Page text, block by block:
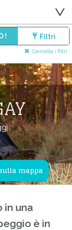
! Filtri
Cancella i filtri
mappa
in una
è in